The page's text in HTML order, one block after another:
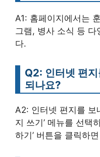
A1: 홈페이지에서는
그램, 병사 소식 등 다
다.
Q2: 인터넷 편
되나요?
A2: 인터넷 편지를 보
지 쓰기’ 메뉴를 선택
하기’ 버튼을 클릭하